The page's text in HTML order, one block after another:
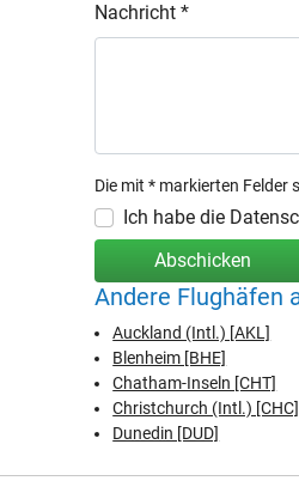
Nachricht *
Die mit * markierten Felder
Ich habe die
Abschicken
Andere Flughäfen
Auckland (Intl.) [AKL]
Blenheim [BHE]
Chatham-Inseln [CHT]
Christchurch (Intl.) [CHC]
Dunedin [DUD]